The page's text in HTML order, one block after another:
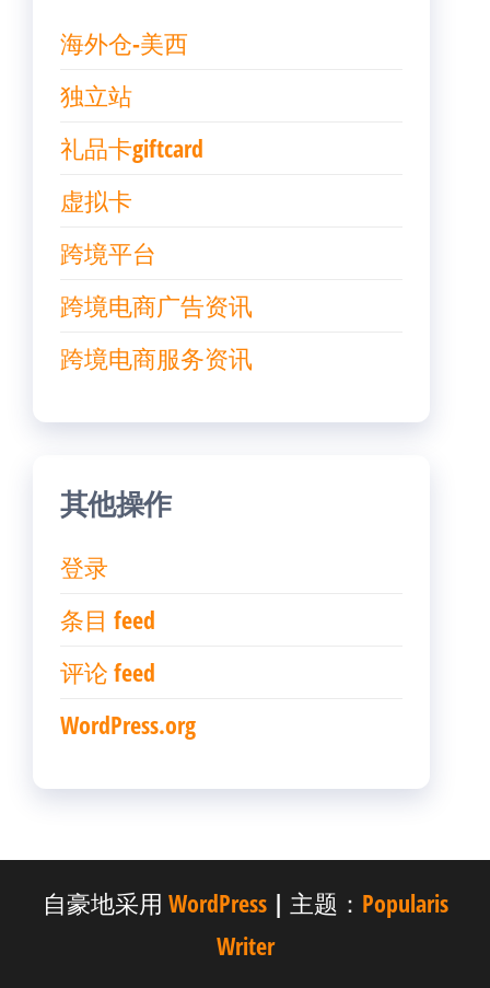
海外仓-美西
独立站
礼品卡giftcard
虚拟卡
跨境平台
跨境电商广告资讯
跨境电商服务资讯
其他操作
登录
条目 feed
评论 feed
WordPress.org
自豪地采用 WordPress | 主题： Popularis
Writer